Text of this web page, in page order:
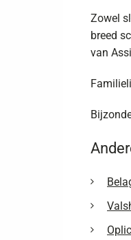
Zowel
breed
van